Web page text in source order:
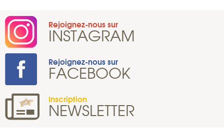
Rejoignez-nous sur
INSTAGRAM
Rejoignez-nous sur
FACEBOOK
Inscription
NEWSLETTER